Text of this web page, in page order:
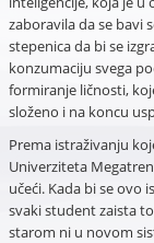
zaboravila da se bavi
stepenica da bi se
konzumaciju svega
formiranje ličnosti,
složeno i na koncu
Prema istraživanju
Univerziteta
učeći. Kada bi se ovo
svaki student zaista
starom ni u novom